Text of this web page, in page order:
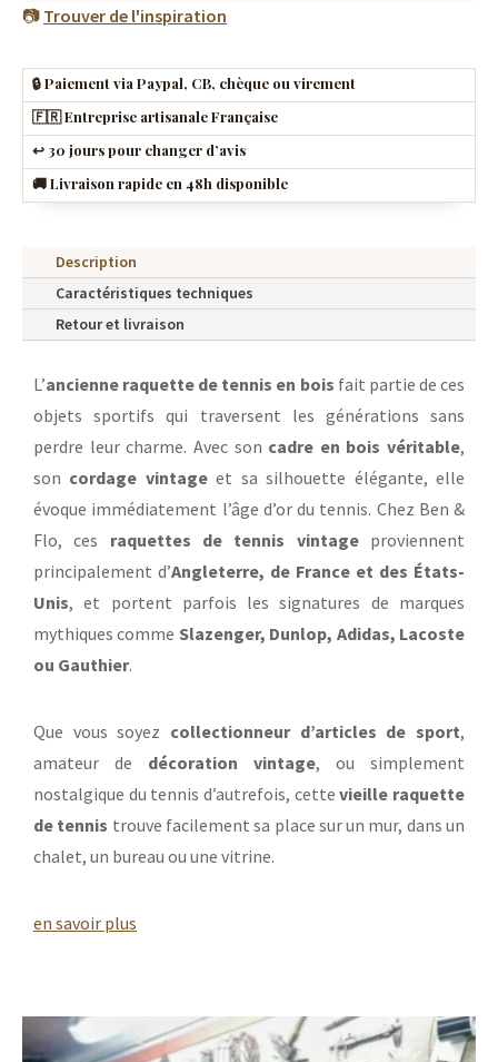
ANCIENNE
DE
TENNIS
EN
BOIS
VINTAGE
1980)
📷 Trouver de l'inspiration
🔒 Paiement via Paypal, CB, chèque ou virement
🇫🇷 Entreprise artisanale Française
↩️ 30 jours pour changer d’avis
🚚 Livraison rapide en 48h disponible
Description
Caractéristiques techniques
Retour et livraison
L’ancienne raquette de tennis en bois fait partie de ces
objets sportifs qui traversent les générations sans
perdre leur charme. Avec son cadre en bois véritable,
son cordage vintageet sa silhouette élégante, elle
évoque immédiatement l’âge d’or du tennis. Chez Ben &
Flo, ces raquettes de tennis vintageproviennent
principalement d’Angleterre, de France et des États-
Unis, et portent parfois les signatures de marques
mythiques comme Slazenger, Dunlop, Adidas, Lacoste
ou Gauthier.
Que vous soyez collectionneur d’articles de sport,
amateur de décoration vintage, ou simplement
nostalgique du tennis d’autrefois, cettevieille raquette
de tennis trouve facilement sa place sur un mur, dans un
chalet, un bureau ou une vitrine.
en savoir plus